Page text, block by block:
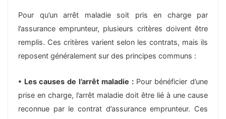
Pour qu’un arrêt maladie soit pris en charge par
l’assurance emprunteur, plusieurs critères doivent être
remplis. Ces critères varient selon les contrats, mais ils
reposent généralement sur des principes communs :
• Les causes de l’arrêt maladie : Pour bénéficier d’une
prise en charge, l’arrêt maladie doit être lié à une cause
reconnue par le contrat d’assurance emprunteur. Ces